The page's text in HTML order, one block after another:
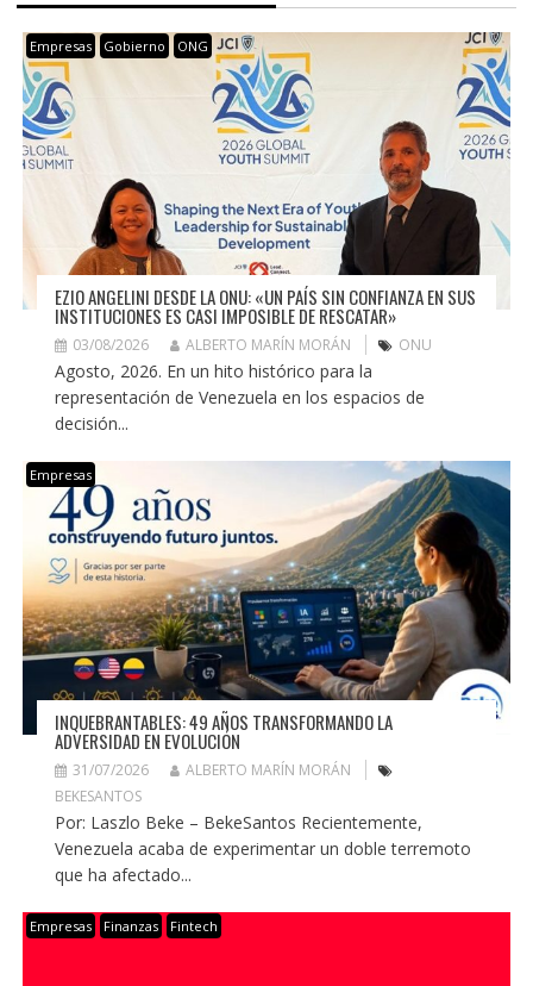
Empresas Gobierno ONG
EZIO ANGELINI DESDE LA ONU: «UN PAÍS SIN CONFIANZA EN SUS
INSTITUCIONES ES CASI IMPOSIBLE DE RESCATAR»
03/08/2026 ALBERTO MARÍN MORÁN ONU
Agosto, 2026. En un hito histórico para la
representación de Venezuela en los espacios de
decisión...
Empresas
INQUEBRANTABLES: 49 AÑOS TRANSFORMANDO LA
ADVERSIDAD EN EVOLUCIÓN
31/07/2026
ALBERTO MARÍN MORÁN
BEKESANTOS
Por: Laszlo Beke – BekeSantos Recientemente,
Venezuela acaba de experimentar un doble terremoto
que ha afectado...
Empresas Finanzas Fintech